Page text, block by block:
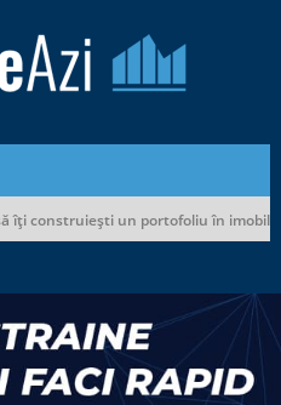
îți construiești un portofoliu în